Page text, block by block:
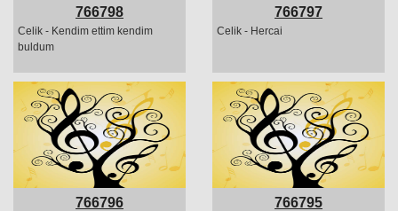
766798
Celik - Kendim ettim kendim
buldum
766797
Celik - Hercai
766796 766795